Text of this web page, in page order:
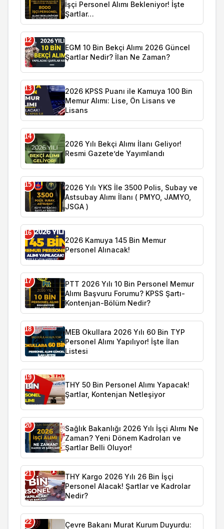
İşçi Personel Alımı Bekleniyor! İşte
Şartlar…
12
EGM 10 Bin Bekçi Alımı 2026 Güncel
Şartlar Nedir? İlan Ne Zaman?
13
2026 KPSS Puanı ile Kamuya 100 Bin
Memur Alımı: Lise, Ön Lisans ve
Lisans
14
2026 Yılı Bekçi Alımı İlanı Geliyor!
Resmi Gazete’de Yayımlandı
15
2026 Yılı YKS İle 3500 Polis, Subay ve
Astsubay Alımı İlanı ( PMYO, JAMYO,
JSGA )
16
2026 Kamuya 145 Bin Memur
Personel Alınacak!
17
PTT 2026 Yılı 10 Bin Personel Memur
Alımı Başvuru Forumu? KPSS Şartı-
Kontenjan-Bölüm Nedir?
18
MEB Okullara 2026 Yılı 60 Bin TYP
Personel Alımı Yapılıyor! İşte İlan
Listesi
19
THY 50 Bin Personel Alımı Yapacak!
Şartlar, Kontenjan Netleşiyor
20
Sağlık Bakanlığı 2026 Yılı İşçi Alımı Ne
Zaman? Yeni Dönem Kadroları ve
Şartlar Belli Oluyor!
21
THY Kargo 2026 Yılı 26 Bin İşçi
Personel Alacak! Şartlar ve Kadrolar
Nedir?
22
Çevre Bakanı Murat Kurum Duyurdu: